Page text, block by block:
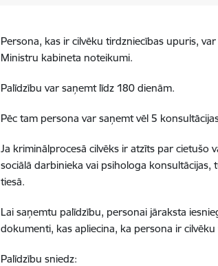
Persona, kas ir cilvēku tirdzniecības upuris,
Ministru kabineta noteikumi.
Palīdzību var saņemt līdz 180 dienām.
Pēc tam persona var saņemt vēl 5
Ja kriminālprocesā cilvēks ir atzīts par cietušo
sociālā darbinieka vai psihologa
tiesā.
Lai saņemtu palīdzību, personai jāraksta
dokumenti, kas apliecina, ka persona ir
Palīdzību sniedz: